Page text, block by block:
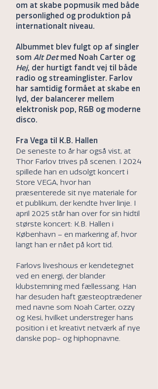
om at skabe popmusik med både
personlighed og produktion på
internationalt niveau.
Albummet blev fulgt op af singler
som Alt Detmed Noah Carter og
Hej, der hurtigt fandt vej til både
radio og streaminglister. Farlov
har samtidig formået at skabe en
lyd, der balancerer mellem
elektronisk pop, R&B og moderne
disco.
Fra Vega til K.B. Hallen
De seneste to år har også vist, at
Thor Farlov trives på scenen. I 2024
spillede han en udsolgt koncert i
Store VEGA, hvor han
præsenterede sit nye materiale for
et publikum, der kendte hver linje. I
april 2025 står han over for sin hidtil
største koncert: K.B. Hallen i
København – en markering af, hvor
langt han er nået på kort tid.
Farlovs liveshows er kendetegnet
ved en energi, der blander
klubstemning med fællessang. Han
har desuden haft gæsteoptrædener
med navne som Noah Carter, ozzy
og Kesi, hvilket understreger hans
position i et kreativt netværk af nye
danske pop- og hiphopnavne.